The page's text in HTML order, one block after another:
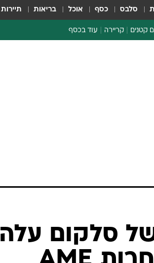
סלבס כסף אוכל בריאות תיירות
קטנים קריירה עוד בכסף
סלקום עלה